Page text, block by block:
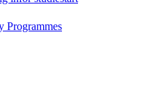
Programmes